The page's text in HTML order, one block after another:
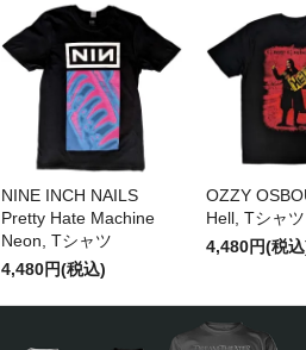
NINE INCH NAILS
Pretty Hate Machine
Neon, Tシャツ
4,480円(税込)
OZZY
Hell, Tシャツ
4,480円(税